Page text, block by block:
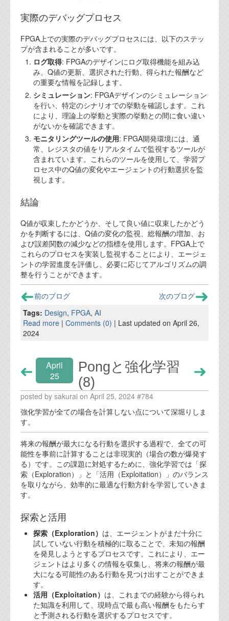
FAQ
お問い合わせフォーム
実際のデバッグプロセス
FPGA上での実際のデバッグプロセスには、以下のステッ
プが含まれることが多いです。
ログ取得: FPGAのデザインにログ取得機能を組み込
み、Q値の更新、選択された行動、得られた報酬など
の重要な情報を記録します。
シミュレーション: FPGAデザインのシミュレーション
を行い、特定のシナリオでの挙動を確認します。これ
により、理論上の挙動と実際の挙動との間に食い違い
がないかを確認できます。
モニタリングツールの使用: FPGA開発環境には、通
常、レジスタの値をリアルタイムで監視するツールが
含まれています。これらのツールを使用して、学習プ
ロセス中のQ値の変化やエージェントの行動選択を監
視します。
結論
Q値が収束したかどうか、そして良い値に収束したかどう
かを判断するには、Q値の変化の監視、総報酬の増加、お
よび誤差関数の減少などの指標を使用します。FPGA上で
これらのプロセスを実装し監視することにより、エージェ
ントの学習進度を評価し、必要に応じてアルゴリズムの調
整を行うことができます。
前のブログ
次のブログ
Tags: Design, FPGA, AI
Read more | Comments (0) | Last updated on April 26,
2024
April
25
Pongと強化学習
(8)
posted by sakurai on April 25, 2024 #784
強化学習が全ての場合を計算しない点について深堀りしま
す。
将来の報酬が最大になる行動を選択する過程で、全ての可
能性を事前に計算することは非現実的（場合の数が爆発す
る）です。この課題に対処するために、強化学習では「探
索（Exploration）」と「活用（Exploitation）」のバランス
を取りながら、効率的に最適な行動方針を学習していきま
す。
探索と活用
探索（Exploration） は、エージェントがまだ十分に
試していない行動を積極的に取ることで、未知の報酬
を発見しようとするプロセスです。これにより、エー
ジェントはより多くの情報を収集し、将来の報酬が最
大になる可能性のある行動を見つけ出すことができま
す。
活用（Exploitation） は、これまでの経験から得られ
た知識を利用して、現時点で最も高い報酬をもたらす
と予測される行動を選択するプロセスです。